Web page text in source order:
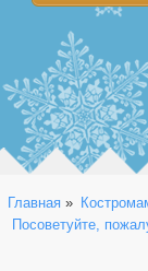
Главная »
Посоветуйте,